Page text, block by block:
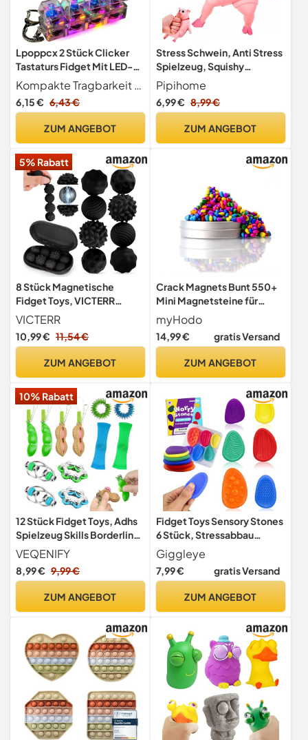
Lpoppcx 2 Stück Clicker
Tastaturs Fidget Mit LED-
Licht Tastaturs Fidget
Spielzeug Fidgettoys,
Transparente Mini
Dekompression Spielzeug
Erwachsene Und Kinder
Kompakte Tragbarkeit und Praktikabilität Das tastaturs-Fidget-Toy in handlicher Schlüsselanhänger-Größe bietet ein präzises taktiles Feedback und gewährleistet sofortigen Stressabbau während Reisen oder Arbeit. Aufgrund seiner kompakten Bauweise ist es der ideale Begleiter für die Nutzung unterwegs in Autos, Büros oder öffentlichen Verkehrsmitteln, stets griffbereit für spontane Entspannung und sofortige Erholung in jedem Moment des Alltags.
6,15 € 6,43 €
ZUM ANGEBOT
Stress Schwein, Anti Stress
Spielzeug, Squishy
Squeeze Stressspielzeug
Schwein, Stressball
Erwachsene & Kinder Piggy
Dekompressions Pig
Pipihome
6,99 € 8,99 €
ZUM ANGEBOT
5% Rabatt
8 Stück Magnetische
Fidget Toys, VICTERR
Magnetische Sensorik
Bälle, Anti-Stress
Spielzeug aus Silikon,
Anti-Stress Spielzeug für
Stressabbau Schwarz
VICTERR
10,99 € 11,54 €
ZUM ANGEBOT
Crack Magnets Bunt 550+
Mini Magnetsteine für
Fidget, ASMR & Kreativität
myHodo
14,99 € gratis Versand
ZUM ANGEBOT
10% Rabatt
12 Stück Fidget Toys, Adhs
Spielzeug Skills Borderline
Fingerspielzeug
VEQENIFY
8,99 € 9,99 €
ZUM ANGEBOT
Fidget Toys Sensory Stones
6 Stück, Stressabbau
Sensorik Spielzeug Anti
Stress Spielzeug, Sensory
Toys Für Stress, Angst, Adhs
Giggleye
7,99 € gratis Versand
ZUM ANGEBOT